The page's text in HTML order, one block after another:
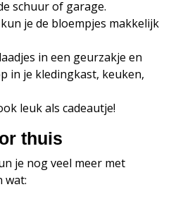
schuur of garage.
je de bloempjes makkelijk
in een geurzakje en
in je kledingkast, keuken,
leuk als cadeautje!
thuis
je nog veel meer met
wat: